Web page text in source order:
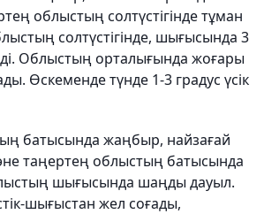
облыстың солтүстігінде тұман
солтүстігінде, шығысында 3
Облыстың орталығында жоғары
Өскеменде түнде 1-3 градус үсік
батысында жаңбыр, найзағай
таңертең облыстың батысында
шығысында шаңды дауыл.
шығыстан жел соғады,